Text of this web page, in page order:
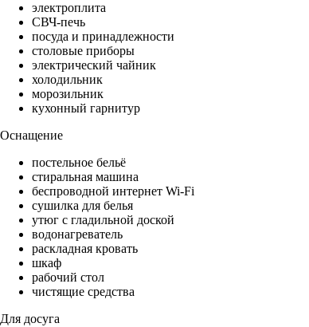
электроплита
СВЧ-печь
посуда и принадлежности
столовые приборы
электрический чайник
холодильник
морозильник
кухонный гарнитур
Оснащение
постельное бельё
стиральная машина
беспроводной интернет Wi-Fi
сушилка для белья
утюг с гладильной доской
водонагреватель
раскладная кровать
шкаф
рабочий стол
чистящие средства
Для досуга